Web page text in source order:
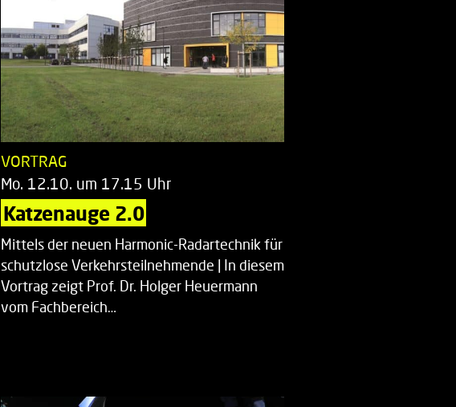
VORTRAG
Mo. 12.10. um 17.15 Uhr
Katzenauge 2.0
Mittels der neuen Harmonic-Radartechnik für
schutzlose Verkehrsteilnehmende | In diesem
Vortrag zeigt Prof. Dr. Holger Heuermann
vom Fachbereich…